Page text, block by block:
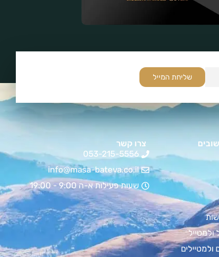
שליחת המייל
ולמטייל
ולמטיילים
צרו קשר
053-215-5556
info@masa-bateva.co.il
שעות פעילות א-ה 9:00 - 19:00